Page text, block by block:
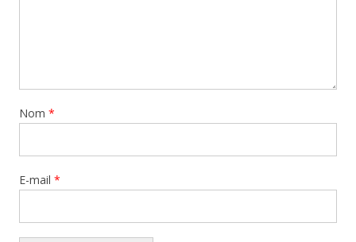
Nom *
E-mail *